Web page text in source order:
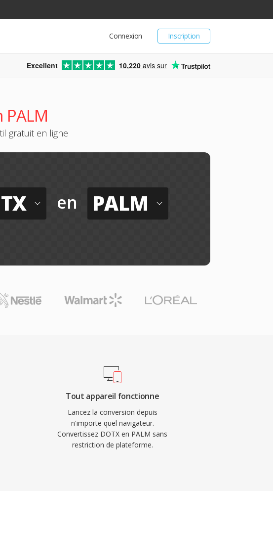
Inscription
Connexion
Excellent 10,220 avis sur
gratuit en ligne
en PALM
Tout appareil fonctionne
Lancez la conversion depuis
n'importe quel navigateur.
Convertissez DOTX en PALM sans
restriction de plateforme.